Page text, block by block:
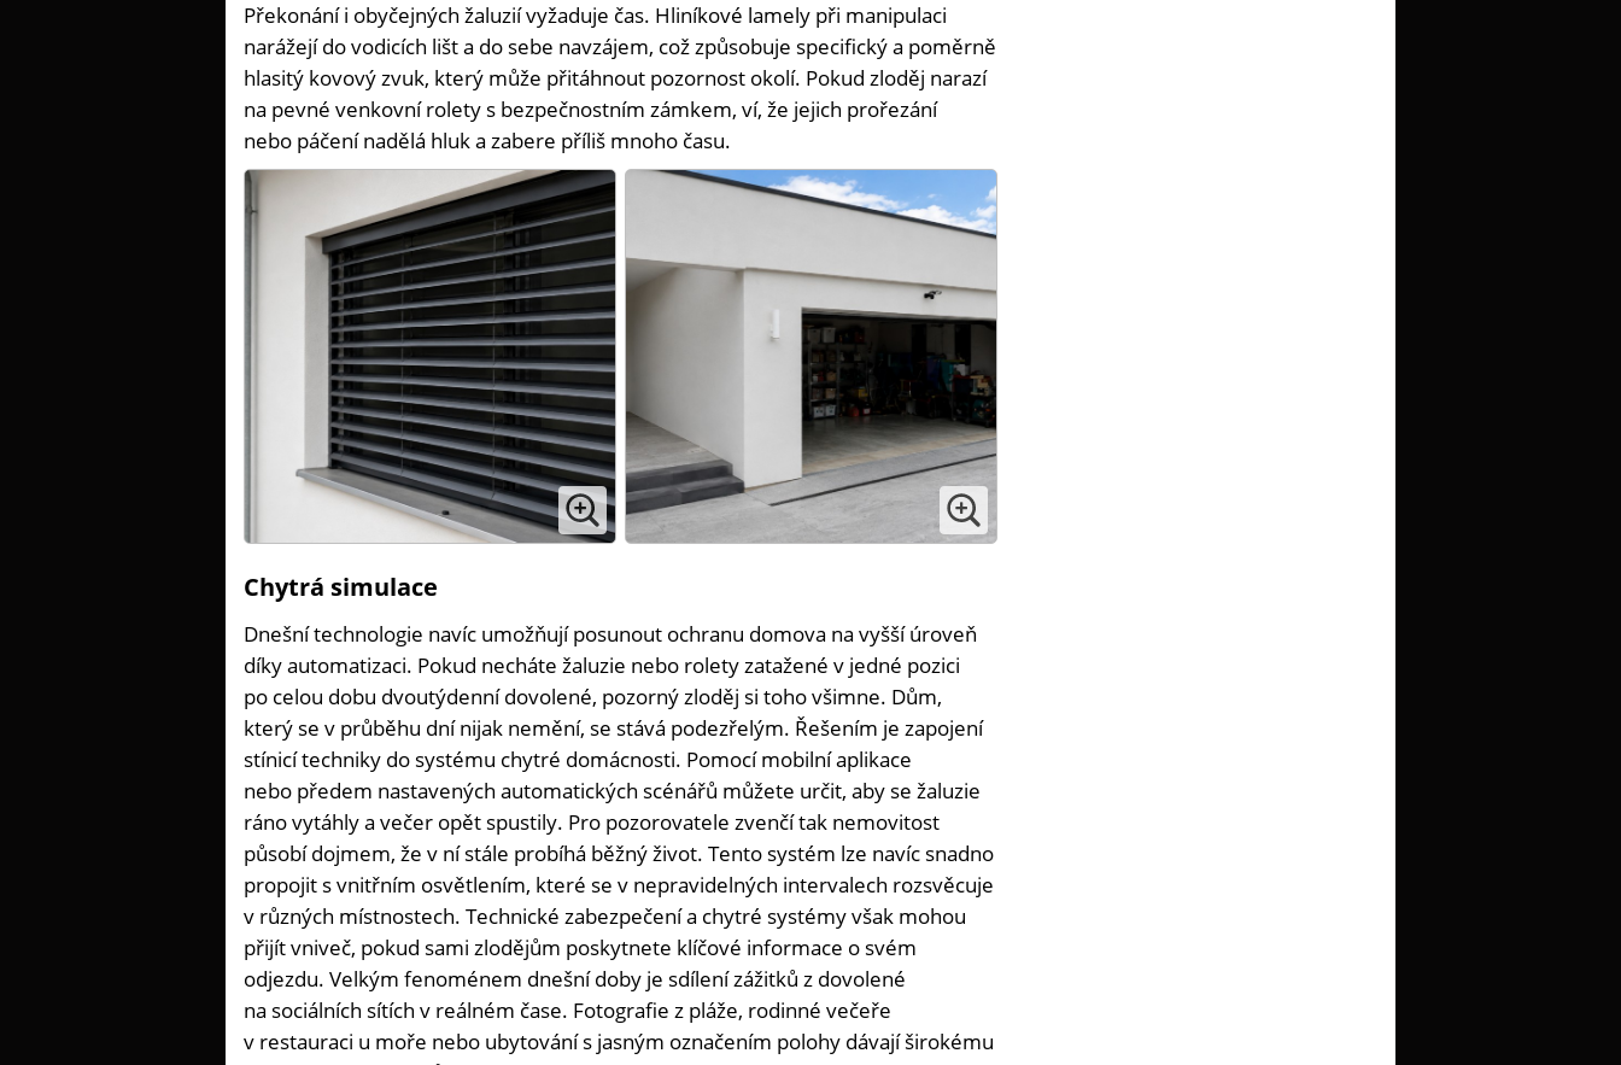
Překonání i obyčejných žaluzií vyžaduje čas. Hliníkové lamely při manipulaci
narážejí do vodicích lišt a do sebe navzájem, což způsobuje specifický a poměrně
hlasitý kovový zvuk, který může přitáhnout pozornost okolí. Pokud zloděj narazí
na pevné venkovní rolety s bezpečnostním zámkem, ví, že jejich prořezání
nebo páčení nadělá hluk a zabere příliš mnoho času.
Chytrá simulace
Dnešní technologie navíc umožňují posunout ochranu domova na vyšší úroveň
díky automatizaci. Pokud necháte žaluzie nebo rolety zatažené v jedné pozici
po celou dobu dvoutýdenní dovolené, pozorný zloděj si toho všimne. Dům,
který se v průběhu dní nijak nemění, se stává podezřelým. Řešením je zapojení
stínicí techniky do systému chytré domácnosti. Pomocí mobilní aplikace
nebo předem nastavených automatických scénářů můžete určit, aby se žaluzie
ráno vytáhly a večer opět spustily. Pro pozorovatele zvenčí tak nemovitost
působí dojmem, že v ní stále probíhá běžný život. Tento systém lze navíc snadno
propojit s vnitřním osvětlením, které se v nepravidelných intervalech rozsvěcuje
v různých místnostech. Technické zabezpečení a chytré systémy však mohou
přijít vniveč, pokud sami zlodějům poskytnete klíčové informace o svém
odjezdu. Velkým fenoménem dnešní doby je sdílení zážitků z dovolené
na sociálních sítích v reálném čase. Fotografie z pláže, rodinné večeře
v restauraci u moře nebo ubytování s jasným označením polohy dávají širokému